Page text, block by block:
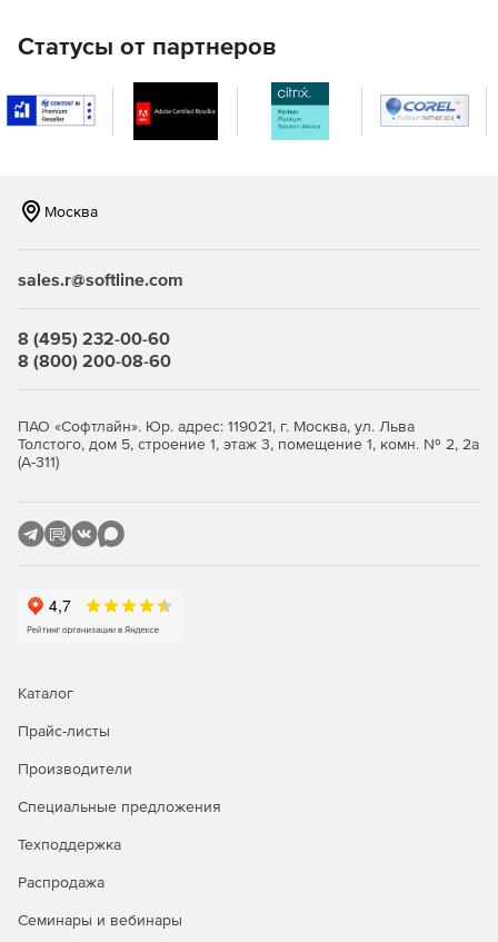
Статусы от партнеров
Москва
sales.r@softline.com
8 (495) 232-00-60
8 (800) 200-08-60
ПАО «Софтлайн». Юр. адрес: 119021, г. Москва, ул. Льва
Толстого, дом 5, строение 1, этаж 3, помещение 1, комн. № 2, 2а
(А-311)
Каталог
Прайс-листы
Производители
Специальные предложения
Техподдержка
Распродажа
Семинары и вебинары